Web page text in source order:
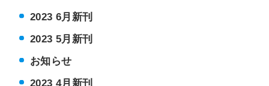
2023 6月新刊
2023 5月新刊
お知らせ
2023 4月新刊